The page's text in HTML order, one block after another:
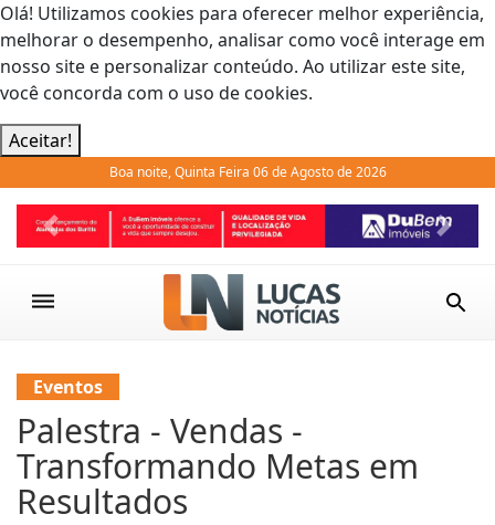
Olá! Utilizamos cookies para oferecer melhor experiência,
melhorar o desempenho, analisar como você interage em
nosso site e personalizar conteúdo. Ao utilizar este site,
você concorda com o uso de cookies.
Aceitar!
Boa noite, Quinta Feira 06 de Agosto de 2026
Previous Next
Eventos
Palestra - Vendas -
Transformando Metas em
Resultados